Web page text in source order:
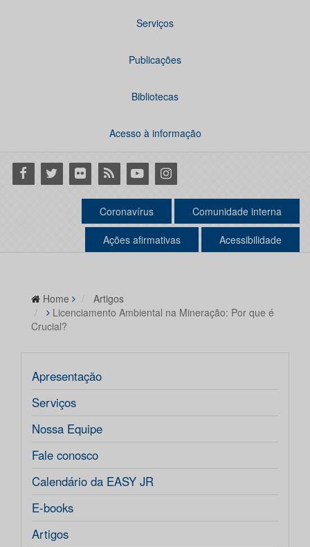
Serviços
Publicações
Bibliotecas
Acesso à informação
Facebook
Twitter Flickr RSS YoutubeInstagram
Coronavírus Comunidade interna
Ações afirmativas Acessibilidade
Home
Artigos
Licenciamento Ambiental na Mineração: Por que é
Crucial?
Apresentação
Serviços
Nossa Equipe
Fale conosco
Calendário da EASY JR
E-books
Artigos